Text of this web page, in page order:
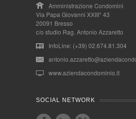
Amministrazione Condomini
Via Papa Giovanni XXIII° 43
20091 Bresso
c/o studio Rag. Antonio Azzaretto
InfoLine: (+39) 02.674.81.304
www.aziendacondominio.it
SOCIAL NETWORK